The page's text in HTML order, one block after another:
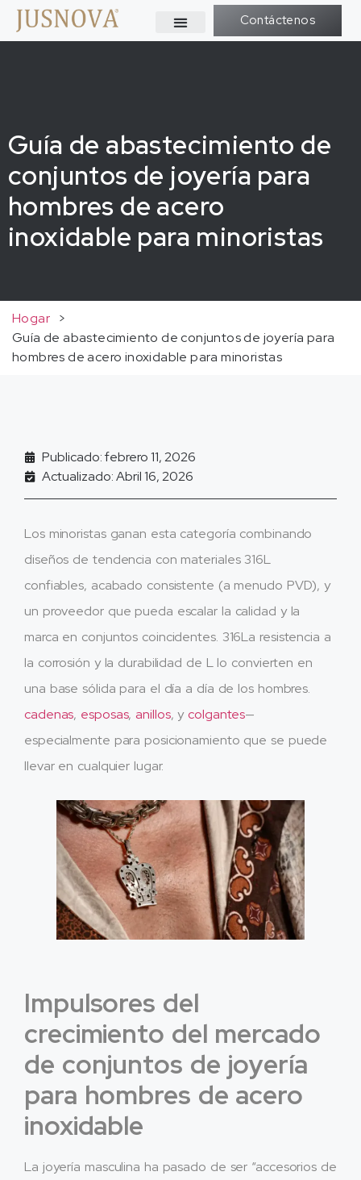
Contáctenos
Guía de abastecimiento de
conjuntos de joyería para
hombres de acero
inoxidable para minoristas
Hogar >
Guía de abastecimiento de conjuntos de joyería para
hombres de acero inoxidable para minoristas
Publicado: febrero 11, 2026
Actualizado: Abril 16, 2026
Los minoristas ganan esta categoría combinando
diseños de tendencia con materiales 316L
confiables, acabado consistente (a menudo PVD), y
un proveedor que pueda escalar la calidad y la
marca en conjuntos coincidentes. 316La resistencia a
la corrosión y la durabilidad de L lo convierten en
una base sólida para el día a día de los hombres.
cadenas, esposas,anillos, y colgantes—
especialmente para posicionamiento que se puede
llevar en cualquier lugar.
Impulsores del
crecimiento del mercado
de conjuntos de joyería
para hombres de acero
inoxidable
La joyería masculina ha pasado de ser “accesorios de